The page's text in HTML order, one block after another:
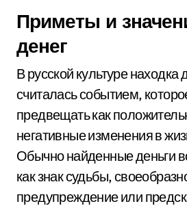
Приметы и
денег
В русской культуре находка
считалась событием,
предвещать как
негативные изменения в
Обычно найденные деньги
как знак судьбы,
предупреждение или